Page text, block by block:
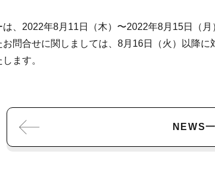
は、2022年8月11日（木）〜2022年8月15日（
問合せに関しましては、8月16日（火）以降に
ます。
NEWS